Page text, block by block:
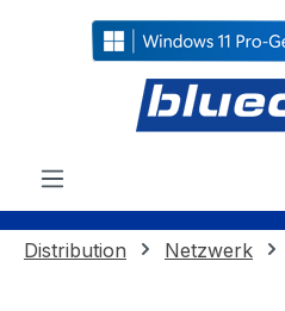
springen
Distribution Netzwerk